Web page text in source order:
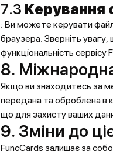
7.3 Керування
: Ви можете керувати
браузера. Зверніть
функціональність сервісу
8.
Якщо ви знаходитесь за
передана та оброблена в
що для захисту ваших
9. Зміни до
FuncCards залишає за